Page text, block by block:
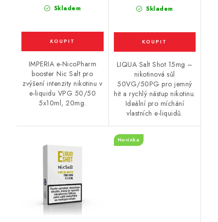
Skladem
IMPERIA e-NicoPharm
booster Nic Salt pro
zvýšení intenzity nikotinu v
e-liquidu VPG 50/50
5x10ml, 20mg.
Skladem
LIQUA Salt Shot 15mg –
nikotinová sůl
50VG/50PG pro jemný
hit a rychlý nástup nikotinu.
Ideální pro míchání
vlastních e-liquidů.
Novinka